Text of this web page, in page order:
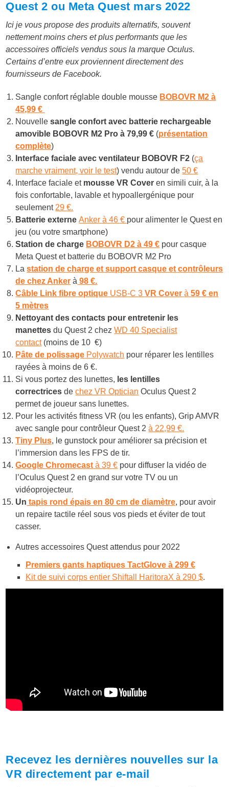
Quest 2 ou Meta Quest mars 2022
Ici je vous propose des produits alternatifs, souvent
nettement moins chers et plus performants que les
accessoires officiels vendus sous la marque Oculus.
Certains d’entre eux proviennent directement des
fournisseurs de Facebook.
Sangle confort réglable double mousse BOBOVR M2 à
45,99 €
Nouvellesangle confort avec batterie rechargeable
amovible BOBOVR M2 Pro à79,99 € (présentation
complète)
Interface faciale avec ventilateur BOBOVR F2 (ça
marche vraiment, voir le test) vendu autour de50 €
Interface faciale et mousse VR Cover en simili cuir, à la
fois confortable, lavable et hypoallergénique pour
seulement 29 €.
Batterie externe Anker à 46 € pour alimenter le Quest en
jeu (ou votre smartphone)
Station de charge BOBOVR D2 à 49 € pour casque
Meta Quest et batterie du BOBOVR M2 Pro
Lastation de charge et support casque et contrôleurs
de chez Anker à 98 €.
Câble Linkfibre optique USB-C 3VR Cover à59 € en
5 mètres
Nettoyant des contacts pour entretenir les
manettes du Quest 2 chezWD 40 Specialist
contact(moins de 10 €)
Pâte de polissage Polywatch pour réparer les lentilles
rayées à moins de 6 €.
Si vous portez des lunettes, les lentilles
correctrices dechez VR Optician Oculus Quest 2
permet de joueur sans lunettes.
Pour les activités fitness VR (ou les enfants), Grip AMVR
avec sangle pour contrôleur Quest 2à 22,99 €.
Tiny Plus, le gunstock pour améliorer sa précision et
l’immersion dans les FPS de tir.
Google Chromecast à 39 € pour diffuser la vidéo de
l’Oculus Quest 2 en grand sur votre TV ou un
vidéoprojecteur.
Un tapis rond épais en 80 cm de diamètre, pour avoir
un repaire tactile réel sous vos pieds et éviter de tout
casser.
Autres accessoires Quest attendus pour 2022
Premiers gants haptiques TactGlove à 299 €
Kit de suivi corps entier Shiftall HaritoraX à 290 $.
Recevez les dernières nouvelles sur la
VR directement par e-mail